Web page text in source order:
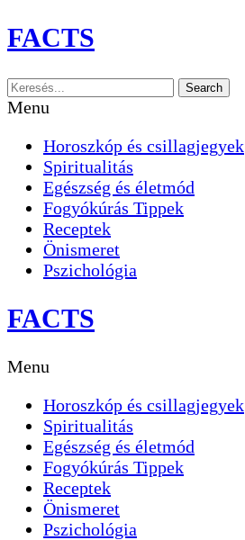
Skip
to
FACTS
Search
Menu
Horoszkóp és csillagjegyek
Spiritualitás
Egészség és életmód
Fogyókúrás Tippek
Receptek
Önismeret
Pszichológia
FACTS
Menu
Horoszkóp és csillagjegyek
Spiritualitás
Egészség és életmód
Fogyókúrás Tippek
Receptek
Önismeret
Pszichológia